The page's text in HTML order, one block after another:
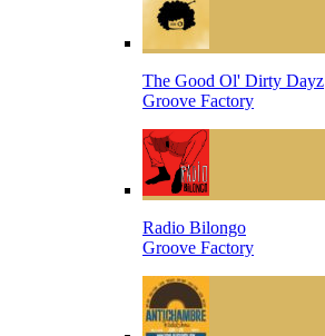
The Good Ol' Dirty Dayz
Groove Factory
Radio Bilongo
Groove Factory